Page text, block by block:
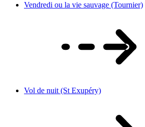
Vendredi ou la vie sauvage (Tournier)
Vol de nuit (St Exupéry)